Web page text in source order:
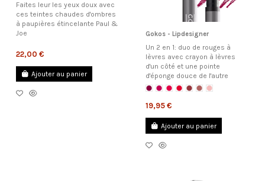
Faites leur les yeux doux avec
ces teintes chaudes d'ombres
à paupières étincelante Paul &
Joe
22,00 €
Ajouter au panier
Gokos - Lipdesigner
Un 2 en 1: duo de rouges à
lèvres avec crayon à lèvres
d'un côté et une pointe
d'éponge douce de l'autre
19,95 €
Ajouter au panier